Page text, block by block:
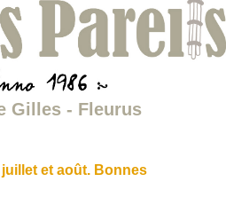
Gilles - Fleurus
et août. Bonnes